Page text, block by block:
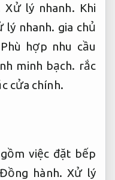
Xử lý nhanh. Khi
lý nhanh. gia chủ
Phù hợp nhu cầu
minh bạch. rắc
cửa chính.
việc đặt bếp
Đồng hành. Xử lý